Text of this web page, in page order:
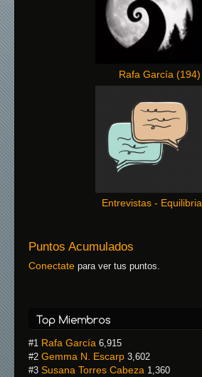
Rafa García (194)
Entrevistas - Equilibria
Puntos Acumulados
Conectate para ver tus puntos.
#1 Rafa García 6,915
#2 Gemma N. Escarp 3,602
#3 Susana Torres Cabeza 1,360